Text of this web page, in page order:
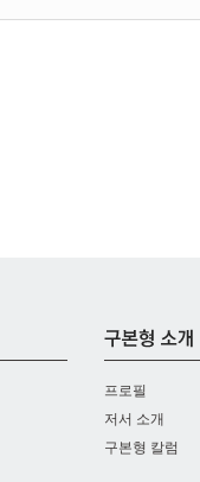
프로필
저서 소개
구본형 칼럼